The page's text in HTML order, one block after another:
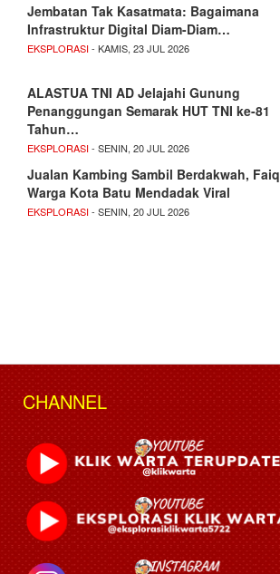
Jembatan Tak Kasatmata: Bagaimana
Infrastruktur Digital Diam-Diam…
EKSPLORASI- KAMIS, 23 JUL 2026
ALASTUA TNI AD Jelajahi Gunung
Penanggungan Semarak HUT TNI ke-81
Tahun…
EKSPLORASI- SENIN, 20 JUL 2026
Jualan Kambing Sambil Berdakwah, Faiq
Warga Kota Batu Mendadak Viral
EKSPLORASI- SENIN, 20 JUL 2026
CHANNEL